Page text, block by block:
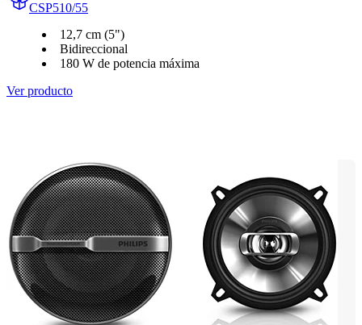
CSP510/55
12,7 cm (5")
Bidireccional
180 W de potencia máxima
Ver producto